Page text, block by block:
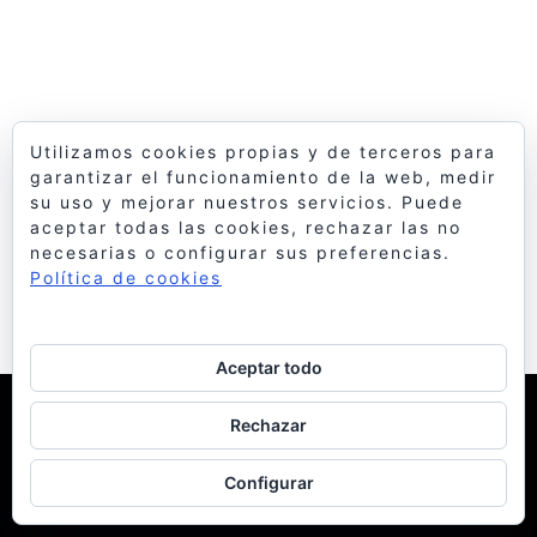
© 1998 Bello y Monterde Arquitectos
Cookies
Utilizamos cookies propias y de terceros para
garantizar el funcionamiento de la web, medir
su uso y mejorar nuestros servicios. Puede
aceptar todas las cookies, rechazar las no
necesarias o configurar sus preferencias.
Política de cookies
Aceptar todo
Rechazar
Configurar